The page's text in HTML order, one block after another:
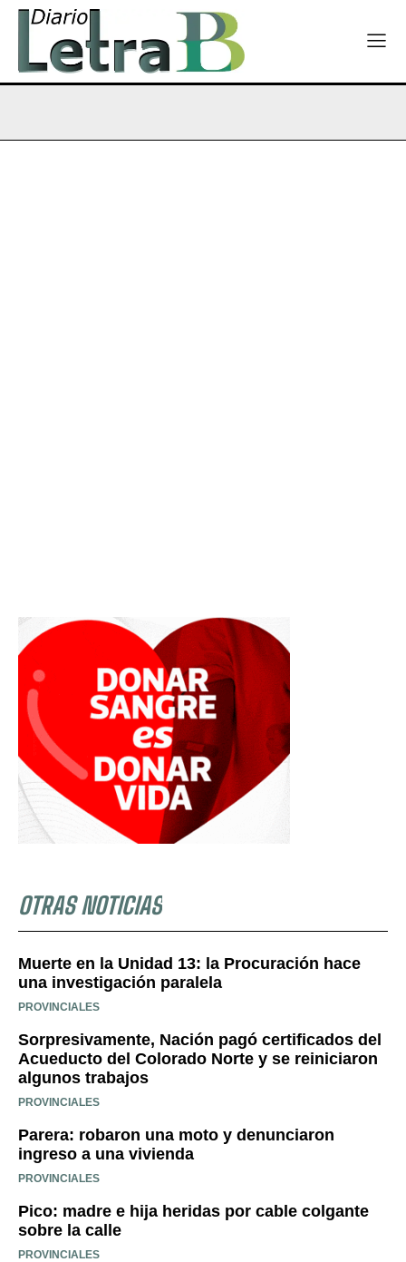
OTRAS NOTICIAS
Muerte en la Unidad 13: la Procuración hace
una investigación paralela
PROVINCIALES
Sorpresivamente, Nación pagó certificados del
Acueducto del Colorado Norte y se reiniciaron
algunos trabajos
PROVINCIALES
Parera: robaron una moto y denunciaron
ingreso a una vivienda
PROVINCIALES
Pico: madre e hija heridas por cable colgante
sobre la calle
PROVINCIALES